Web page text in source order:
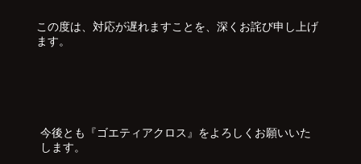
この度は、対応が遅れますことを、深くお詫び申し上げ
ます。
今後とも『ゴエティアクロス』をよろしくお願いいた
します。